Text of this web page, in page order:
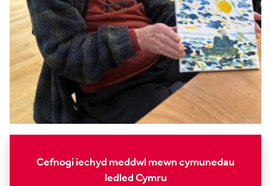
Cefnogi iechyd meddwl mewn cymunedau
ledled Cymru